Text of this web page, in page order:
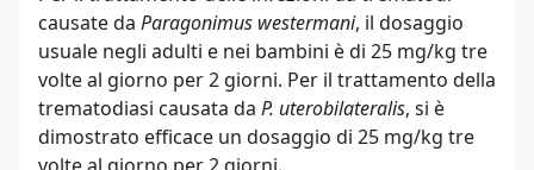
causate da Paragonimus westermani, il dosaggio
usuale negli adulti e nei bambini è di 25 mg/kg tre
volte al giorno per 2 giorni. Per il trattamento della
trematodiasi causata da P. uterobilateralis, si è
dimostrato efficace un dosaggio di 25 mg/kg tre